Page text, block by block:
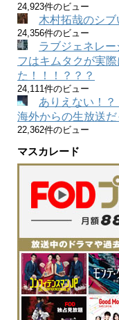
24,923件のビュー
木村拓哉のシブ
24,356件のビュー
ラブジェネレ
フはキムタクが実
た！！！？？？
24,111件のビュー
ありえない！
海外からの生放送だ
22,362件のビュー
マスカレード